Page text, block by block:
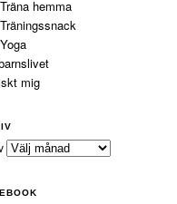
Träna hemma
Träningssnack
Yoga
mig